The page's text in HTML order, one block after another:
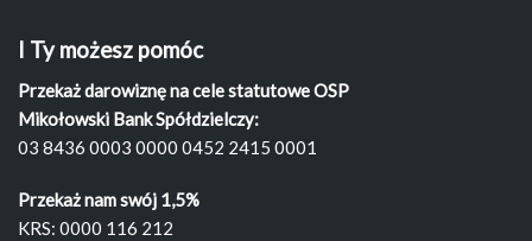
I Ty możesz pomóc
Przekaż darowiznę na cele statutowe OSP
Mikołowski Bank Spółdzielczy:
03 8436 0003 0000 0452 2415 0001
Przekaż nam swój 1,5%
KRS: 0000 116 212